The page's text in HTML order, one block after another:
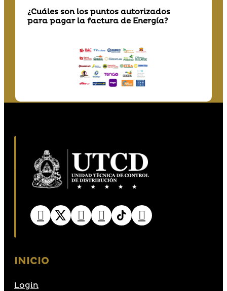
¿Cuáles son los puntos autorizados
para pagar la factura de Energía?
INICIO
Login